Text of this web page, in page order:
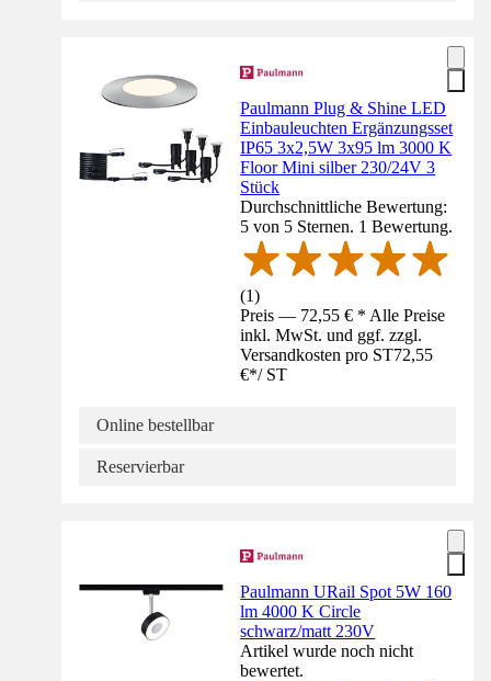
Paulmann Plug & Shine LED
Einbauleuchten Ergänzungsset
IP65 3x2,5W 3x95 lm 3000 K
Floor Mini silber 230/24V 3
Stück
Durchschnittliche Bewertung:
5 von 5 Sternen. 1 Bewertung.
(1)
Preis — 72,55 € * Alle Preise
inkl. MwSt. und ggf. zzgl.
Versandkosten pro ST72,55
€*/ ST
Online bestellbar
Reservierbar
Paulmann URail Spot 5W 160
lm 4000 K Circle
schwarz/matt 230V
Artikel wurde noch nicht
bewertet.